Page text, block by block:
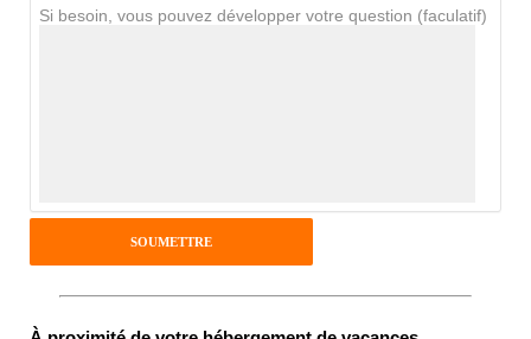
Antispam - Combien font 7x4 (en
Si besoin, vous pouvez développer votre question (faculatif)